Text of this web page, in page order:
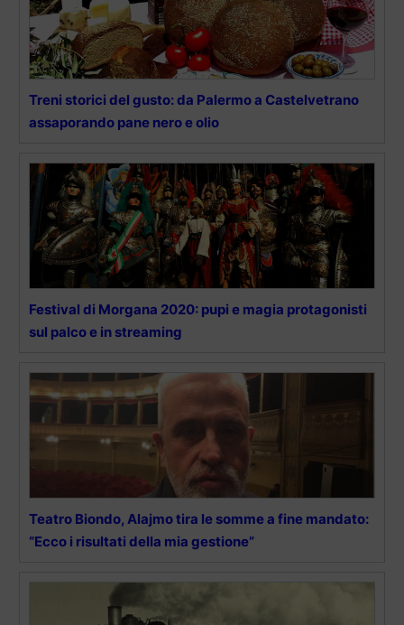
Treni storici del gusto: da Palermo a Castelvetrano
assaporando pane nero e olio
Festival di Morgana 2020: pupi e magia protagonisti
sul palco e in streaming
Teatro Biondo, Alajmo tira le somme a fine mandato:
“Ecco i risultati della mia gestione”